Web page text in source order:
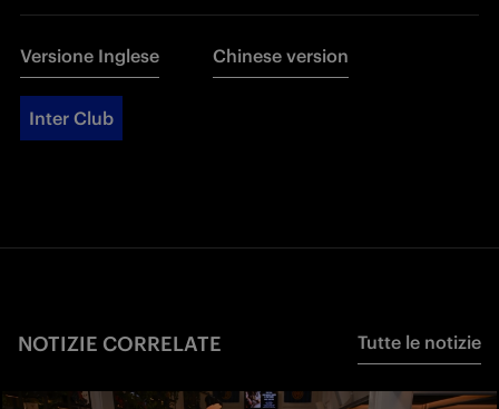
Versione Inglese Chinese version
Inter Club
NOTIZIE CORRELATE Tutte le notizie